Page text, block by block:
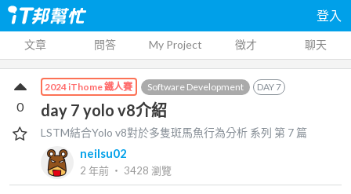
登入
文章 問答 My Project 徵才 聊天
2024 iThome 鐵人賽 Software Development DAY7
day 7 yolo v8介紹
LSTM結合Yolo v8對於多隻斑馬魚行為分析 系列 第 7 篇
neilsu02
2 年前 ‧ 3428 瀏覽
0